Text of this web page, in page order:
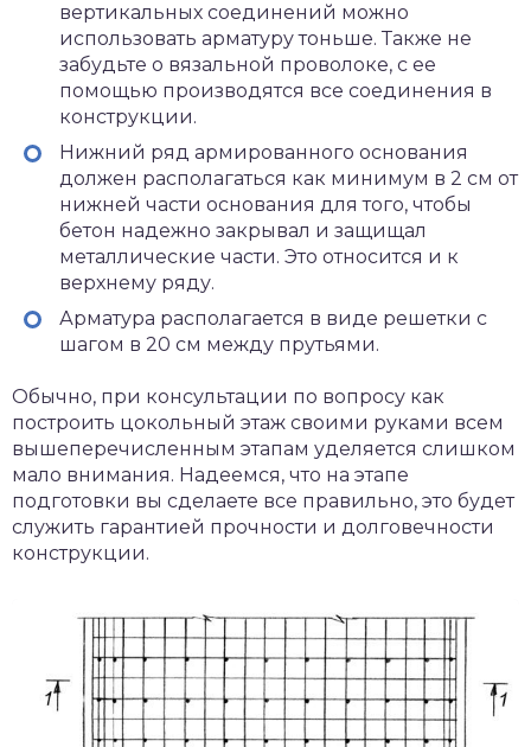
вертикальных соединений можно
использовать арматуру тоньше. Также не
забудьте о вязальной проволоке, с ее
помощью производятся все соединения в
конструкции.
Нижний ряд армированного основания
должен располагаться как минимум в 2 см от
нижней части основания для того, чтобы
бетон надежно закрывал и защищал
металлические части. Это относится и к
верхнему ряду.
Арматура располагается в виде решетки с
шагом в 20 см между прутьями.
Обычно, при консультации по вопросу как
построить цокольный этаж своими руками всем
вышеперечисленным этапам уделяется слишком
мало внимания. Надеемся, что на этапе
подготовки вы сделаете все правильно, это будет
служить гарантией прочности и долговечности
конструкции.